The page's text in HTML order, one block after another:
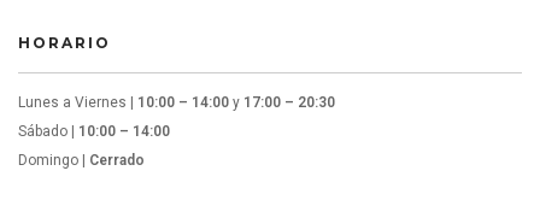
HORARIO
Lunes a Viernes | 10:00 – 14:00 y 17:00 – 20:30
Sábado | 10:00 – 14:00
Domingo | Cerrado